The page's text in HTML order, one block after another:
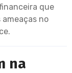
que
no
na